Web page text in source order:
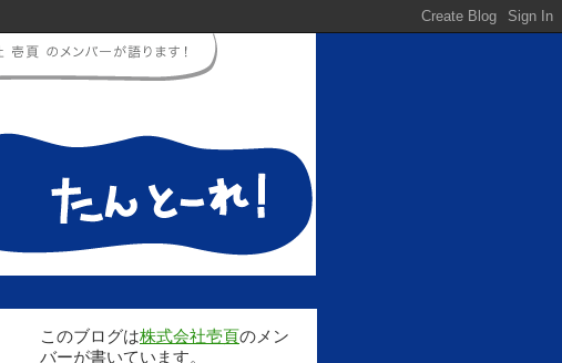
このブログは株式会社壱頁のメン
バーが書いています。